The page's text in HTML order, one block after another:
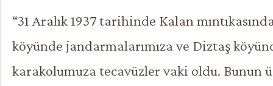
“31 Aralık 1937 tarihinde Kalan
köyünde jandarmalarımıza ve Diztaş
karakolumuza tecavüzler vaki oldu. Bunun